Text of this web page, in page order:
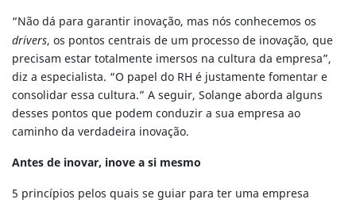
“Não dá para garantir inovação, mas nós conhecemos os
drivers, os pontos centrais de um processo de inovação, que
precisam estar totalmente imersos na cultura da empresa”,
diz a especialista. “O papel do RH é justamente fomentar e
consolidar essa cultura.” A seguir, Solange aborda alguns
desses pontos que podem conduzir a sua empresa ao
caminho da verdadeira inovação.
Antes de inovar, inove a si mesmo
5 princípios pelos quais se guiar para ter uma empresa